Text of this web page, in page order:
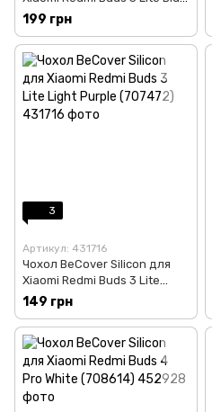
(707469)
199 грн
3
Артикул: 431716
Чохол BeCover Silicon для
Xiaomi Redmi Buds 3 Lite
Light Purple (707472)
149 грн